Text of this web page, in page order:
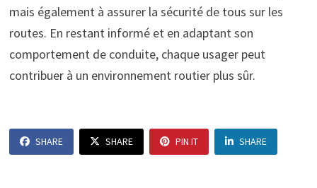
mais également à assurer la sécurité de tous sur les
routes. En restant informé et en adaptant son
comportement de conduite, chaque usager peut
contribuer à un environnement routier plus sûr.
SHARE SHARE PIN IT SHARE